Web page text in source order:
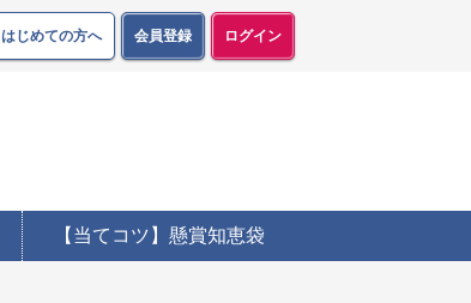
はじめての方へ 会員登録 ログイン
【当てコツ】懸賞知恵袋